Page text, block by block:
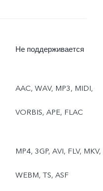
Не поддерживается
AAC, WAV, MP3, MIDI,
VORBIS, APE, FLAC
MP4, 3GP, AVI, FLV, MKV,
WEBM, TS, ASF